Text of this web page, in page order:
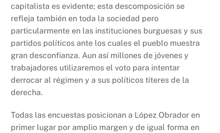
k
capitalista es evidente; esta descomposición se
refleja también en toda la sociedad pero
particularmente en las instituciones burguesas y sus
partidos políticos ante los cuales el pueblo muestra
gran desconfianza. Aun así millones de jóvenes y
trabajadores utilizaremos el voto para intentar
derrocar al régimen y a sus políticos títeres de la
derecha.
Todas las encuestas posicionan a López Obrador en
primer lugar por amplio margen y de igual forma en